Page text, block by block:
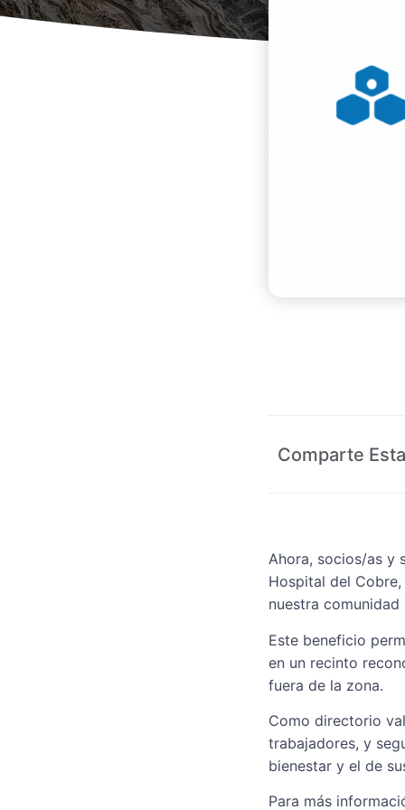
Comparte
Ahora, socios/as y
Hospital del
nuestra comunidad
Este beneficio
en un recinto
fuera de la zona.
Como directorio
trabajadores, y
bienestar y el de
Para más